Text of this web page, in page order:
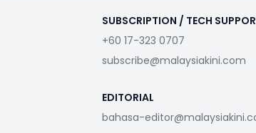
SUBSCRIPTION / TECH
+60 17-323 0707
subscribe@malaysiakini.com
EDITORIAL
bahasa-